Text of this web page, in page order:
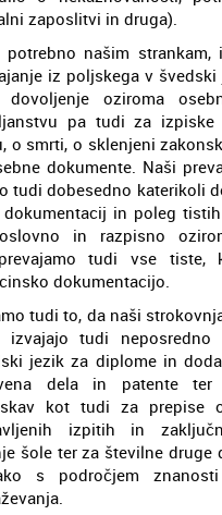
zaposlitvi in druga).
našim strankam,
iz poljskega v
oziroma
pa tudi za izpiske
o smrti, o sklenjeni
dokumente. Naši
tudi dobesedno katerikoli
in poleg
in razpisno
tudi vse tiste,
dokumentacijo.
tudi to, da naši
izvajajo tudi neposredno
jezik za diplome in
dela in patente ter
kot tudi za prepise
izpitih in
šole ter za številne druge
s področjem